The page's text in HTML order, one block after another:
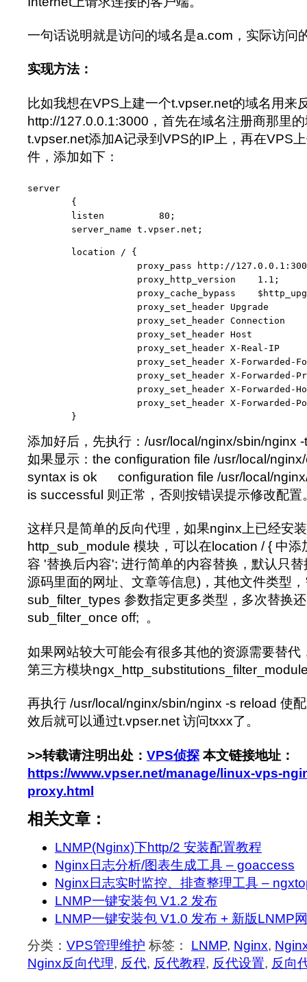
一句话说明就是访问的域名是a.com，实际访问
实现方法：
比如我想在VPS上建一个t.vpser.net的域名用来
http://127.0.0.1:3000，首先在域名注册商那里
t.vpser.net添加A记录到VPS的IP上，再在VPS
件，添加如下：
server
    	server_name t.vpser.net;
        }
添加好后，先执行：/usr/local/nginx/sbin/nginx
如果显示：the configuration file /usr/local/
syntax is ok configuration file /usr/local/
is successful 则正常，否则按错误提示修改配置
这样只是简单的反向代理，如果nginx上已经安
http_sub_module 模块，可以在location / { 中添
容 '替换后内容'; 进行简单的内容替换，默认只
源码里面的网址、文章等信息)，其他文件类型
sub_filter_types 参数指定更多类型，多次替换
sub_filter_once off; 。
如果网站较大可能会有很多其他的资源需要替代
第三方模块
再执行 /usr/local/nginx/sbin/nginx -s reload 使
效后就可以通过t.vpser.net 访问txxx了。
>>转载请注明出处： VPS侦探 本文链接地址：
https://www.vpser.net/manage/linux-vps-
proxy.html
相关文章：
LNMP(Nginx)下http/2 安装配置教程
Nginx日志分析/图表生成工具 – goaccess
Nginx日志实时监控、排查整理工具 –
LNMP一键安装包 V1.2 发布
LNMP一键安装包 V1.0 发布 + 新版LNMP
分类： VPS管理维护 标签： LNMP, Nginx,
Nginx反向代理, 反代, 反代教程, 反代设置, 反向